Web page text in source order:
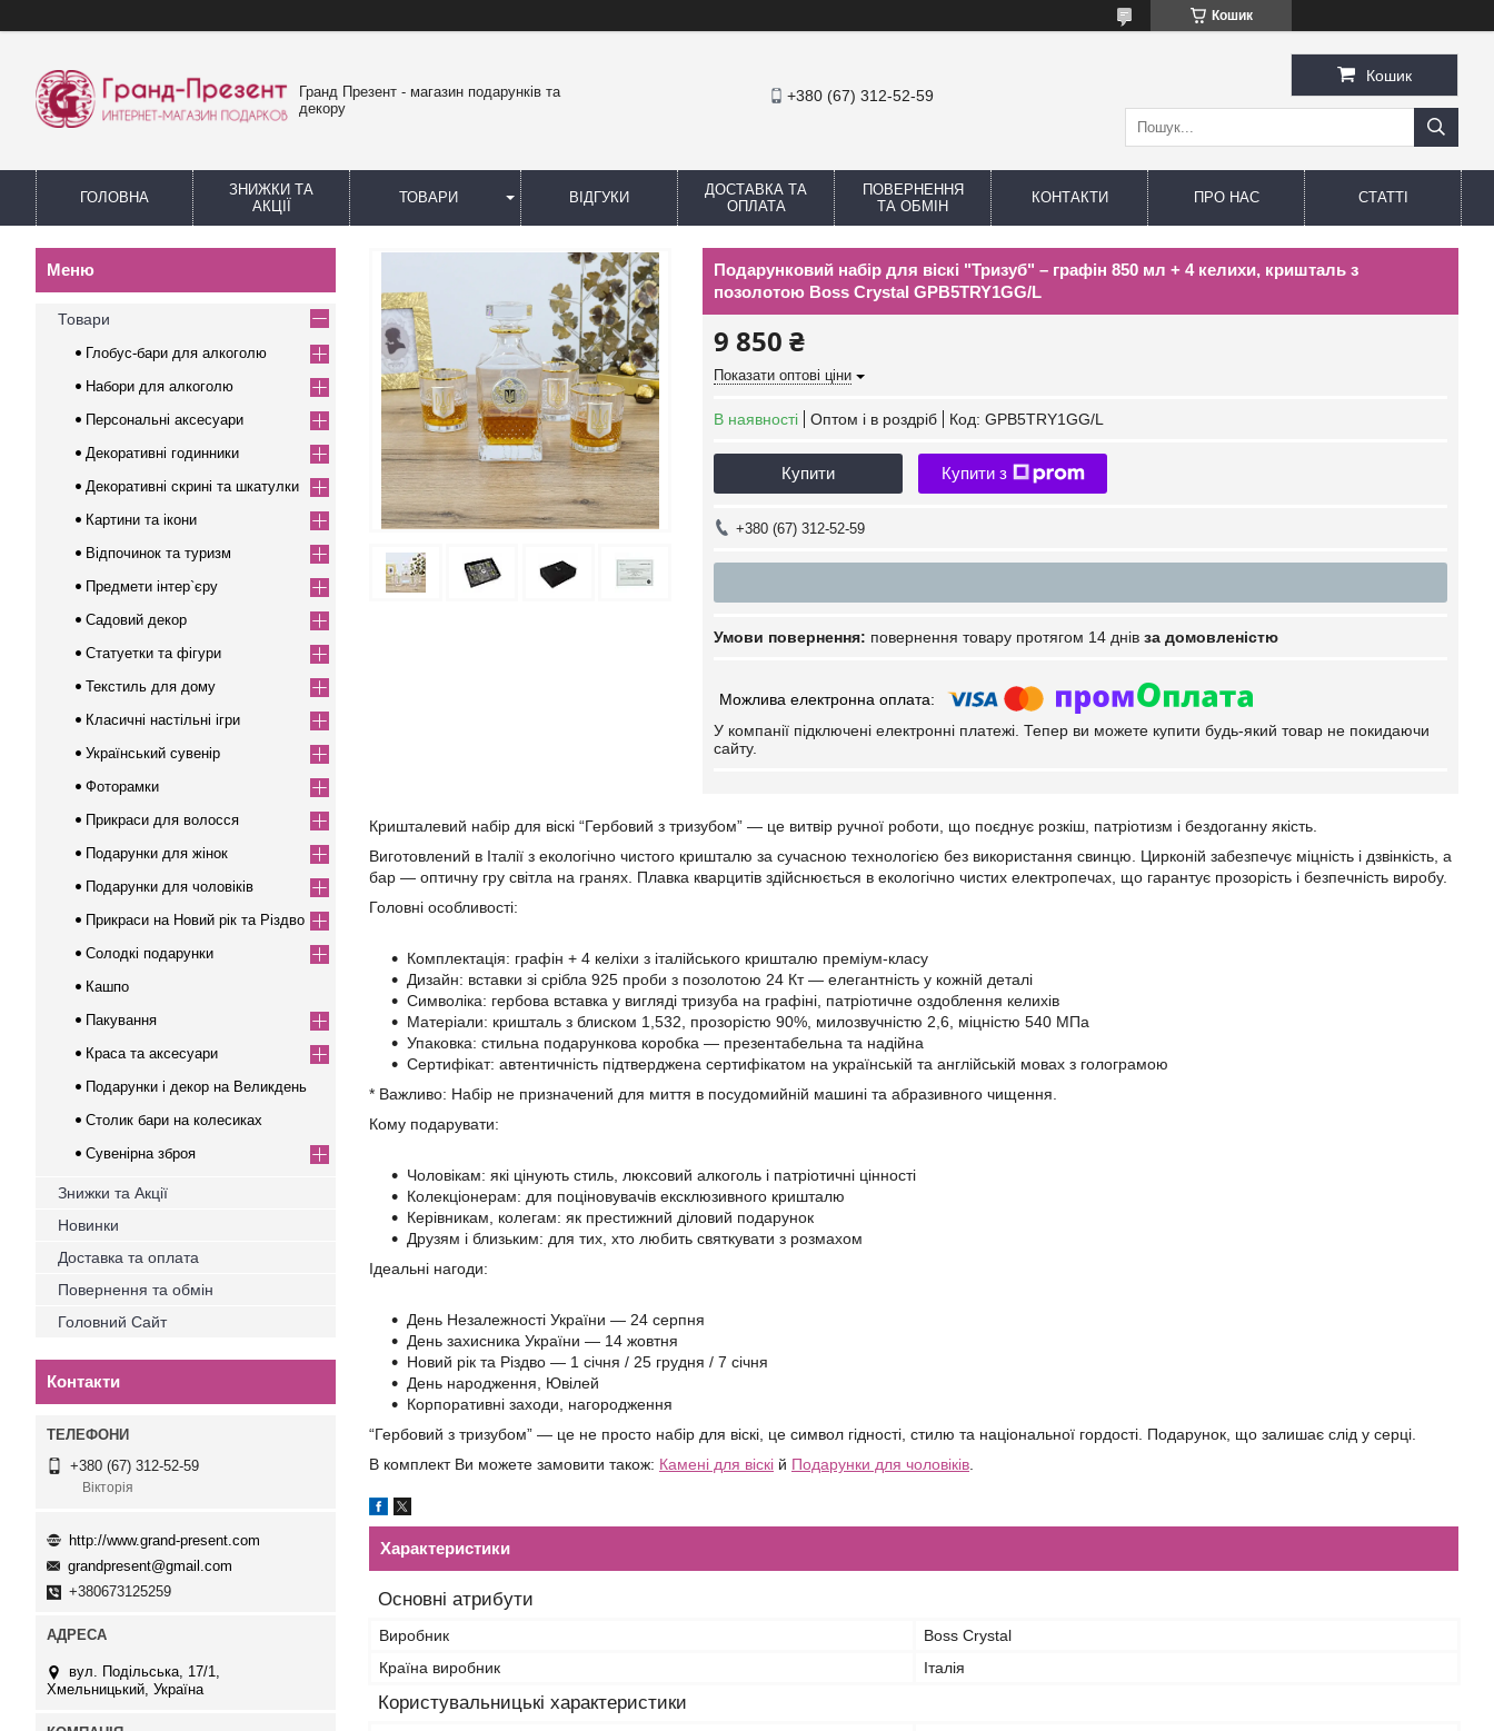
Кошик
Гранд Презент - магазин подарунків та
декору
+380 (67) 312-52-59
Кошик
ГОЛОВНА
ЗНИЖКИ ТА
АКЦІЇ
ТОВАРИ ВІДГУКИ
ДОСТАВКА ТА
ОПЛАТА
ПОВЕРНЕННЯ
ТА ОБМІН
КОНТАКТИ ПРО НАС СТАТТІ
Подарунковий набір для віскі "Тризуб" – графін 850 мл + 4 келихи, кришталь з
позолотою Boss Crystal GPB5TRY1GG/L
9 850 ₴
Показати оптові ціни
В наявності Оптом і в роздріб Код: GPB5TRY1GG/L
Купити Купити з
+380 (67) 312-52-59
повернення товару протягом 14 днів за домовленістю
У компанії підключені електронні платежі. Тепер ви можете купити будь-який товар не покидаючи
сайту.
Кришталевий набір для віскі “Гербовий з тризубом” — це витвір ручної роботи, що поєднує розкіш, патріотизм і бездоганну якість.
Виготовлений в Італії з екологічно чистого кришталю за сучасною технологією без використання свинцю. Цирконій забезпечує міцність і дзвінкість, а
бар — оптичну гру світла на гранях. Плавка кварцитів здійснюється в екологічно чистих електропечах, що гарантує прозорість і безпечність виробу.
Головні особливості:
Комплектація: графін + 4 келіхи з італійського кришталю преміум-класу
Дизайн: вставки зі срібла 925 проби з позолотою 24 Кт — елегантність у кожній деталі
Символіка: гербова вставка у вигляді тризуба на графіні, патріотичне оздоблення келихів
Матеріали: кришталь з блиском 1,532, прозорістю 90%, милозвучністю 2,6, міцністю 540 МПа
Упаковка: стильна подарункова коробка — презентабельна та надійна
Сертифікат: автентичність підтверджена сертифікатом на українській та англійській мовах з голограмою
* Важливо: Набір не призначений для миття в посудомийній машині та абразивного чищення.
Кому подарувати:
Чоловікам: які цінують стиль, люксовий алкоголь і патріотичні цінності
Колекціонерам: для поціновувачів ексклюзивного кришталю
Керівникам, колегам: як престижний діловий подарунок
Друзям і близьким: для тих, хто любить святкувати з розмахом
Ідеальні нагоди:
День Незалежності України — 24 серпня
День захисника України — 14 жовтня
Новий рік та Різдво — 1 січня / 25 грудня / 7 січня
День народження, Ювілей
Корпоративні заходи, нагородження
“Гербовий з тризубом” — це не просто набір для віскі, це символ гідності, стилю та національної гордості. Подарунок, що залишає слід у серці.
В комплект Ви можете замовити також: Камені для віскі й Подарунки для чоловіків
Характеристики
Основні атрибути
Виробник
Boss Crystal
Країна виробник
Італія
Користувальницькі характеристики
Товари
Глобус-бари для алкоголю
Набори для алкоголю
Персональні аксесуари
Декоративні годинники
Декоративні скрині та шкатулки
Картини та ікони
Відпочинок та туризм
Предмети інтер`єру
Садовий декор
Статуетки та фігури
Текстиль для дому
Класичні настільні ігри
Український сувенір
Фоторамки
Прикраси для волосся
Подарунки для жінок
Подарунки для чоловіків
Прикраси на Новий рік та Різдво
Солодкі подарунки
Кашпо
Пакування
Краса та аксесуари
Подарунки і декор на Великдень
Столик бари на колесиках
Сувенірна зброя
Знижки та Акції
Новинки
Доставка та оплата
Повернення та обмін
Головний Сайт
Контакти
+380 (67) 312-52-59
Вікторія
http://www.grand-present.com
grandpresent@gmail.com
+380673125259
вул. Подільська, 17/1,
Хмельницький, Україна